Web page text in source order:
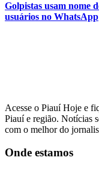
Golpistas usam nome
usuários no WhatsApp
Acesse o Piauí Hoje e
Piauí e região. Notícias
com o melhor do
Onde estamos